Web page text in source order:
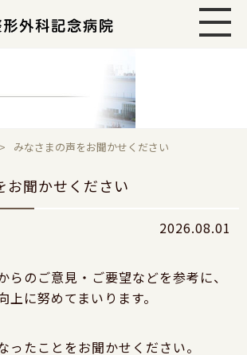
> みなさまの声をお聞かせください
お聞かせください
2026.08.01
らのご意見・ご要望などを参考に、
上に努めてまいります。
ったことをお聞かせください。